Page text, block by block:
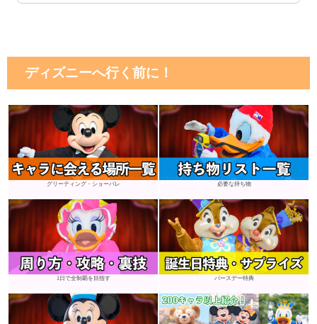
ディズニーへ行く前に！
グリーティング・ショーパレ 必要な持ち物
1日で全制覇を目指す バースデー特典